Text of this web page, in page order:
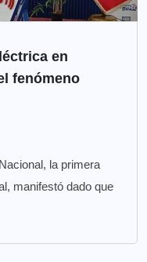
en
fenómeno
la primera
manifestó dado que